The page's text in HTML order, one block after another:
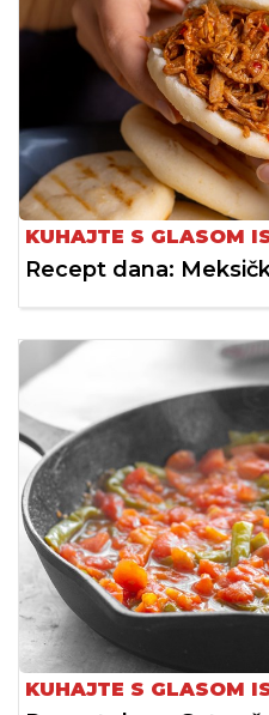
KUHAJTE S GLASOM
Recept dana:
KUHAJTE S GLASOM